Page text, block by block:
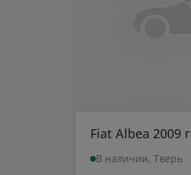
Fiat Albea 2009 г
В наличии, Тверь